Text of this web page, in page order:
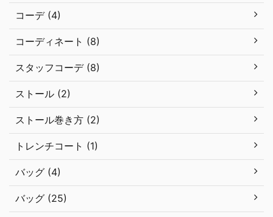
コーデ (4)
コーディネート (8)
スタッフコーデ (8)
ストール (2)
ストール巻き方 (2)
トレンチコート (1)
バッグ (4)
バッグ (25)